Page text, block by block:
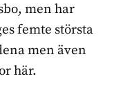
men har
femte största
men även
här.